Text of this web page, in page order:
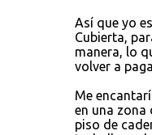
Así que yo
Cubierta,
manera, lo
volver a
Me
en una zona
piso de